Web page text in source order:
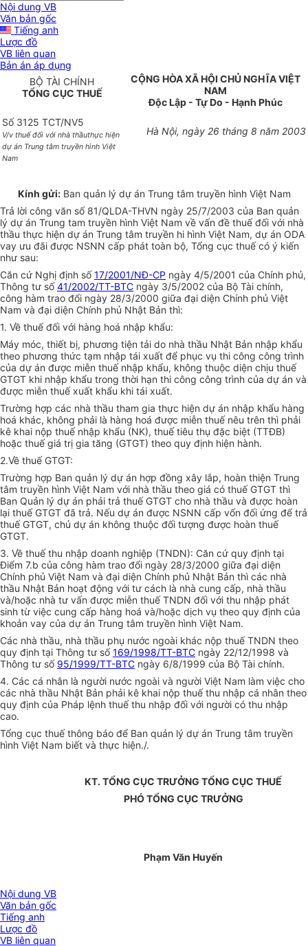
Nội dung VB
Văn bản gốc
Tiếng anh
Lược đồ
VB liên quan
Bản án áp dụng
BỘ TÀI CHÍNH
TỔNG CỤC THUẾ
CỘNG HÒA XÃ HỘI CHỦ NGHĨA VIỆT
NAM
Độc Lập - Tự Do - Hạnh Phúc
Số 3125 TCT/NV5
V/v thuế đối với nhà thầuthực hiện
dự án Trung tâm truyền hình Việt
Nam
Hà Nội, ngày 26 tháng 8 năm 2003
Kính gửi:Ban quản lý dự án Trung tâm truyền hình Việt Nam
Trả lời công văn số 81/QLDA-THVN ngày 25/7/2003 của Ban quản
lý dự án Trung tam truyền hình Việt Nam về vấn đề thuế đối với nhà
thầu thực hiện dự án Trung tâm truyền hi hình Việt Nam, dự án ODA
vay ưu đãi được NSNN cấp phát toàn bộ, Tổng cục thuế có ý kiến
như sau:
Căn cứ Nghị định số17/2001/NĐ-CP ngày 4/5/2001 của Chính phủ,
Thông tư số41/2002/TT-BTC ngày 3/5/2002 của Bộ Tài chính,
công hàm trao đổi ngày 28/3/2000 giữa đại diện Chính phủ Việt
Nam và đại diện Chính phủ Nhật Bản thì:
1. Về thuế đối với hàng hoá nhập khẩu:
Máy móc, thiết bị, phương tiện tải do nhà thầu Nhật Bản nhập khẩu
theo phương thức tạm nhập tái xuất để phục vụ thi công công trình
của dự án được miễn thuế nhập khẩu, không thuộc diện chịu thuế
GTGT khi nhập khẩu trong thời hạn thi công công trình của dự án và
được miễn thuế xuất khẩu khi tái xuất.
Trường hợp các nhà thầu tham gia thực hiện dự án nhập khẩu hàng
hoá khác, không phải là hàng hoá được miễn thuế nêu trên thì phải
kê khai nộp thuế nhập khẩu (NK), thuế tiêu thụ đặc biệt (TTĐB)
hoặc thuế giá trị gia tăng (GTGT) theo quy định hiện hành.
2.Về thuế GTGT:
Trường hợp Ban quản lý dự án hợp đồng xây lắp, hoàn thiện Trung
tâm truyền hình Việt Nam với nhà thầu theo giá có thuế GTGT thì
Ban Quản lý dự án phải trả thuế GTGT cho nhà thầu và được hoàn
lại thuế GTGT đã trả. Nếu dự án được NSNN cấp vốn đối ứng để trả
thuế GTGT, chủ dự án không thuộc đối tượng được hoàn thuế
GTGT.
3. Về thuế thu nhập doanh nghiệp (TNDN): Căn cứ quy định tại
Điểm 7.b của công hàm trao đổi ngày 28/3/2000 giữa đại diện
Chính phủ Việt Nam và đại diện Chính phủ Nhật Bản thì các nhà
thầu Nhật Bản hoạt động với tư cách là nhà cung cấp, nhà thầu
và/hoặc nhà tư vấn được miễn thuế TNDN đối với thu nhập phát
sinh từ việc cung cấp hàng hoá và/hoặc dịch vụ theo quy định của
khoản vay của dự án Trung tâm truyền hình Việt Nam.
Các nhà thầu, nhà thầu phụ nước ngoài khác nộp thuế TNDN theo
quy định tại Thông tư số169/1998/TT-BTC ngày 22/12/1998 và
Thông tư số 95/1999/TT-BTC ngày 6/8/1999 của Bộ Tài chính.
4. Các cá nhân là người nước ngoài và người Việt Nam làm việc cho
các nhà thầu Nhật Bản phải kê khai nộp thuế thu nhập cá nhân theo
quy định của Pháp lệnh thuế thu nhập đối với người có thu nhập
cao.
Tổng cục thuế thông báo để Ban quản lý dự án Trung tâm truyền
hình Việt Nam biết và thực hiện./.
KT. TỔNG CỤC TRƯỞNG TỔNG CỤC THUẾ
PHÓ TỔNG CỤC TRƯỞNG
Phạm Văn Huyến
Nội dung VB
Văn bản gốc
Tiếng anh
Lược đồ
VB liên quan